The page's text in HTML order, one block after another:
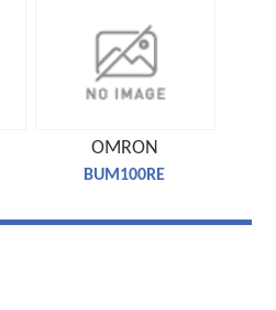
OMRON
BUM100RE